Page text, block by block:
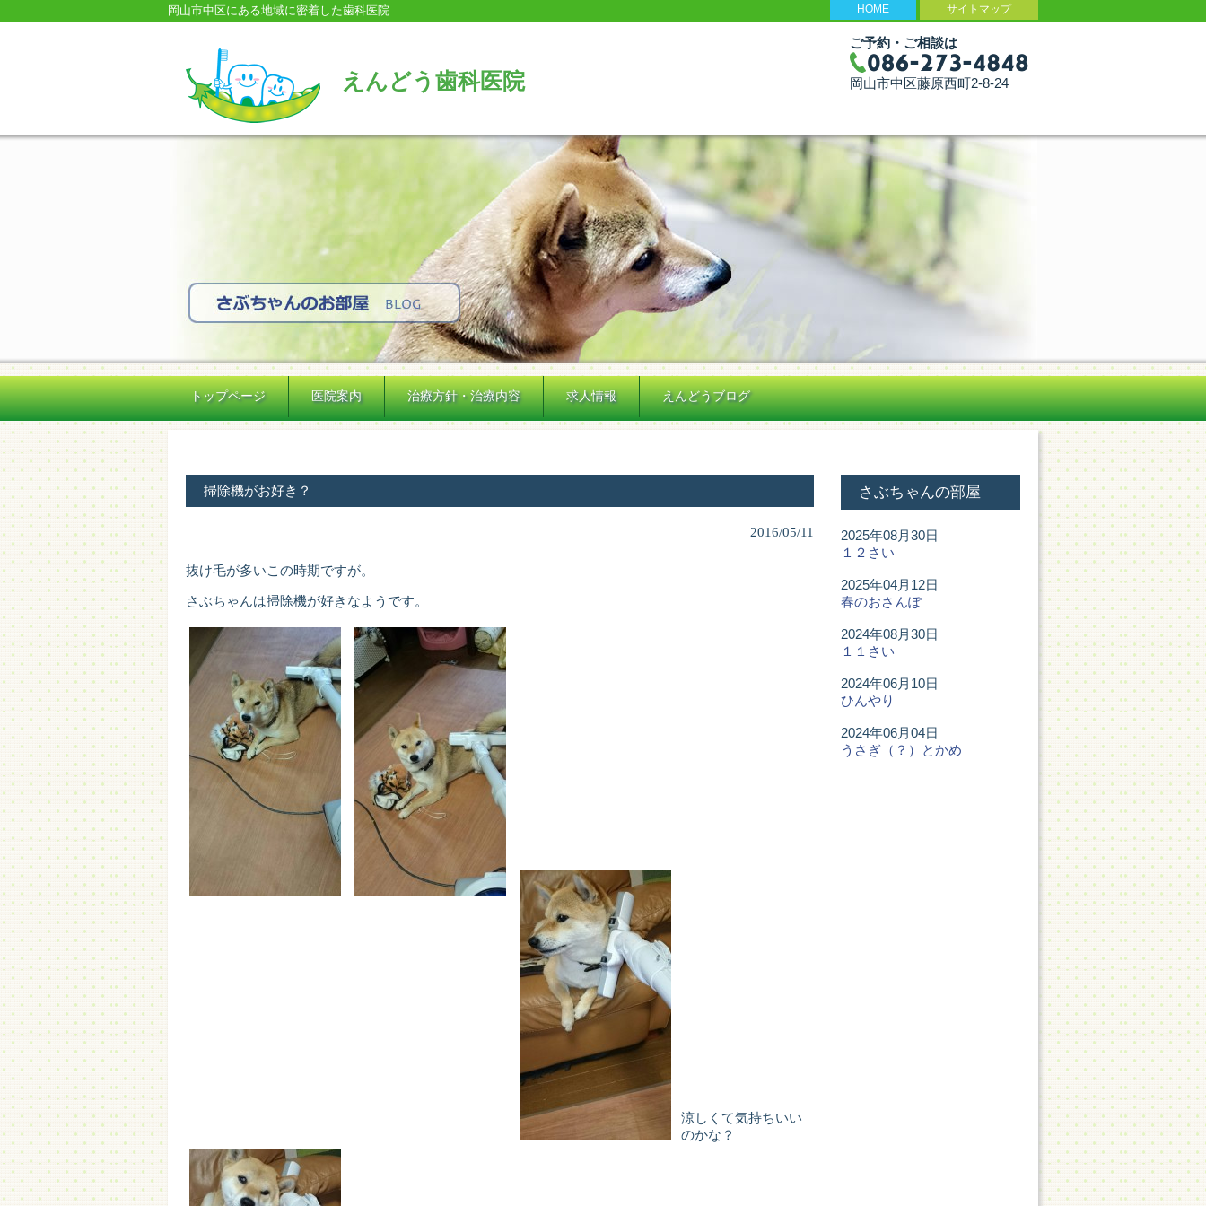
岡山市中区にある地域に密着した歯科医院 HOME サイトマップ
えんどう歯科医院
ご予約・ご相談は
岡山市中区藤原西町2-8-24
トップページ 医院案内 治療方針・治療内容 求人情報 えんどうブログ
掃除機がお好き？
2016/05/11
抜け毛が多いこの時期ですが。
さぶちゃんは掃除機が好きなようです。
涼しくて気持ちいい
のかな？
さぶちゃんの部屋
2025年08月30日
１２さい
2025年04月12日
春のおさんぽ
2024年08月30日
１１さい
2024年06月10日
ひんやり
2024年06月04日
うさぎ（？）とかめ